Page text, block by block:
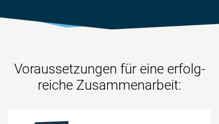
Voraus­setzungen für eine erfolg­
reiche Zusammenarbeit: